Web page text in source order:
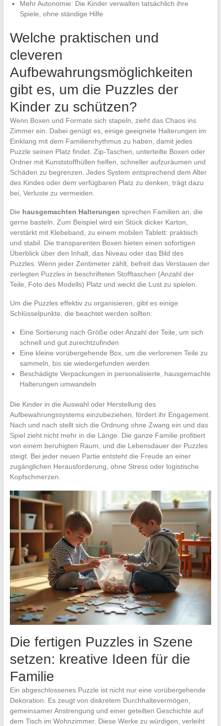
Mehr Autonomie: Die Kinder verwalten tatsächlich ihre
Spiele, ohne ständige Hilfe
Welche praktischen und
cleveren
Aufbewahrungsmöglichkeiten
gibt es, um die Puzzles der
Kinder zu schützen?
Wenn Boxen und Formate sich stapeln, zieht das Chaos ins
Zimmer ein. Dabei genügt es, einige geeignete Halterungen im
Einklang mit dem Familienrhythmus zu haben, damit jedes
Puzzle seinen Platz findet. Zip-Taschen, unterteilte Boxen oder
Ordner mit Kunststoffhüllen helfen, schneller aufzuräumen und
Schäden zu begrenzen. Jedes System entsprechend dem Alter
des Kindes oder dem verfügbaren Platz zu denken, trägt dazu
bei, Verluste zu vermeiden.
Die hausgemachten Halterungen sprechen Familien an, die
gerne basteln. Zum Beispiel wird ein Stück dicker Karton,
verstärkt mit Klebeband, zu einem mobilen Tablett: praktisch
und stabil. Die transparenten Boxen bieten einen sofortigen
Überblick über den Inhalt, das Niveau oder das Bild des
Puzzles. Wenn jeder Zentimeter zählt, befreit das Verstauen der
zerlegten Puzzles in beschrifteten Stofftaschen (Anzahl der
Teile, Foto des Modells) Platz und weckt die Lust zu spielen.
Um die Puzzles effektiv zu organisieren, gibt es einige
Schlüsselpunkte, die beachtet werden sollten:
Eine Sortierung nach Größe oder Anzahl der Teile, um sich
schnell und gut zurechtzufinden
Eine kleine vorübergehende Box, um die verlorenen Teile zu
sammeln, bis sie wiedergefunden werden
Beschädigte Verpackungen in personalisierte, hausgemachte
Halterungen umwandeln
Die Kinder in die Auswahl oder Herstellung des
Aufbewahrungssystems einzubeziehen, fördert ihr Engagement.
Nach und nach stellt sich die Ordnung ohne Zwang ein und das
Spiel zieht nicht mehr in die Länge. Die ganze Familie profitiert
von einem beruhigten Raum, und die Lebensdauer der Puzzles
steigt. Bei jeder neuen Partie entsteht die Freude an einer
zugänglichen Herausforderung, ohne Stress oder logistische
Kopfschmerzen.
Die fertigen Puzzles in Szene
setzen: kreative Ideen für die
Familie
Ein abgeschlossenes Puzzle ist nicht nur eine vorübergehende
Dekoration. Es zeugt von diskretem Durchhaltevermögen,
gemeinsamer Anstrengung und einer geteilten Geschichte auf
dem Tisch im Wohnzimmer. Diese Werke zu würdigen, verleiht